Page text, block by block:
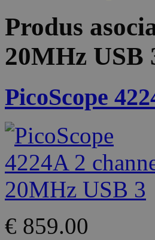
Produs
20MHz USB
PicoScope
€ 859.00